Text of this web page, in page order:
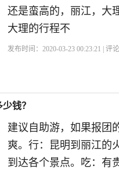
还是蛮高的，丽江，
大理的行程不
发布时间：2020-03-23 00:23:21 | 评
钱？
建议自助游，如果报团
爽。行：昆明到丽江的
到达各个景点。吃：有